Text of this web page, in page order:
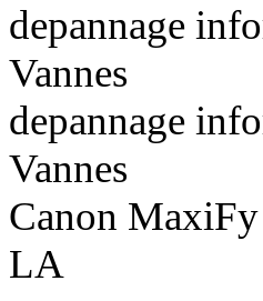
depannage
Vannes
depannage
Vannes
Canon
LA